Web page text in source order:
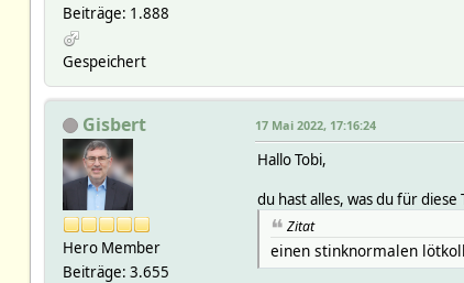
Beiträge: 1.888
Gespeichert
Gisbert
Hero Member
Beiträge: 3.655
17 Mai 2022, 17:16:24
Hallo Tobi,
du hast alles, was du für diese
Zitat
einen stinknormalen